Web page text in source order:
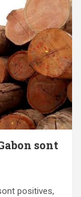
sont
positives,